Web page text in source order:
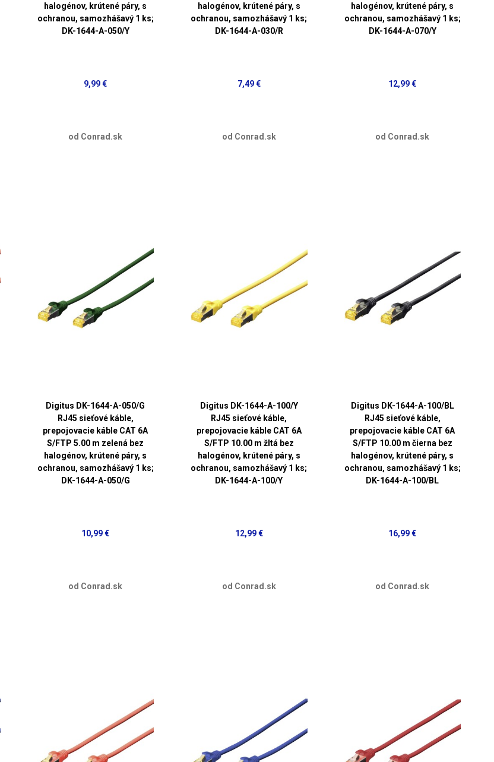
halogénov, krútené páry, s
ochranou, samozhášavý 1 ks;
DK-1644-A-050/Y
9,99 €
od Conrad.sk
halogénov, krútené páry, s
ochranou, samozhášavý 1 ks;
DK-1644-A-030/R
7,49 €
od Conrad.sk
halogénov, krútené páry, s
ochranou, samozhášavý 1 ks;
DK-1644-A-070/Y
12,99 €
od Conrad.sk
Digitus DK-1644-A-050/G
RJ45 sieťové káble,
prepojovacie káble CAT 6A
S/FTP 5.00 m zelená bez
halogénov, krútené páry, s
ochranou, samozhášavý 1 ks;
DK-1644-A-050/G
10,99 €
od Conrad.sk
Digitus DK-1644-A-100/Y
RJ45 sieťové káble,
prepojovacie káble CAT 6A
S/FTP 10.00 m žltá bez
halogénov, krútené páry, s
ochranou, samozhášavý 1 ks;
DK-1644-A-100/Y
12,99 €
od Conrad.sk
Digitus DK-1644-A-100/BL
RJ45 sieťové káble,
prepojovacie káble CAT 6A
S/FTP 10.00 m čierna bez
halogénov, krútené páry, s
ochranou, samozhášavý 1 ks;
DK-1644-A-100/BL
16,99 €
od Conrad.sk